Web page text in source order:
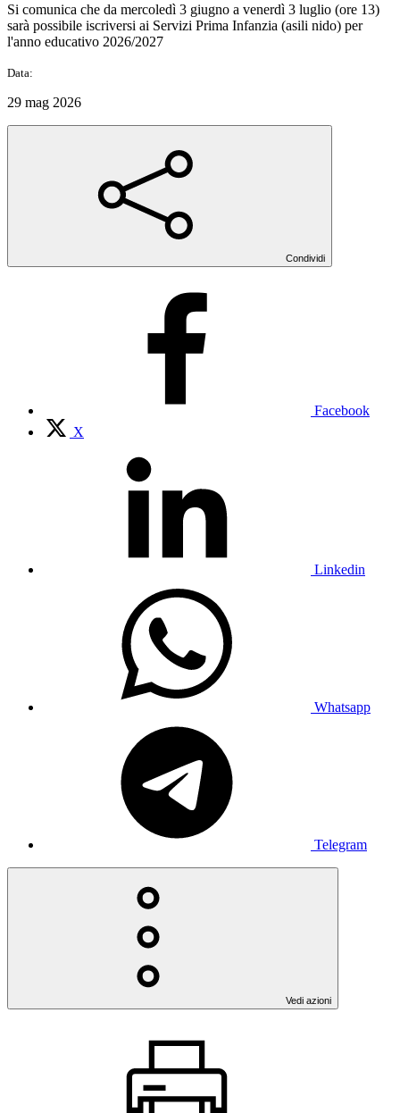
Si comunica che da mercoledì 3 giugno a venerdì 3 luglio (ore 13)
sarà possibile iscriversi ai Servizi Prima Infanzia (asili nido) per
l'anno educativo 2026/2027
Data:
29 mag 2026
Condividi
Facebook
X
Linkedin
Whatsapp
Telegram
Vedi azioni